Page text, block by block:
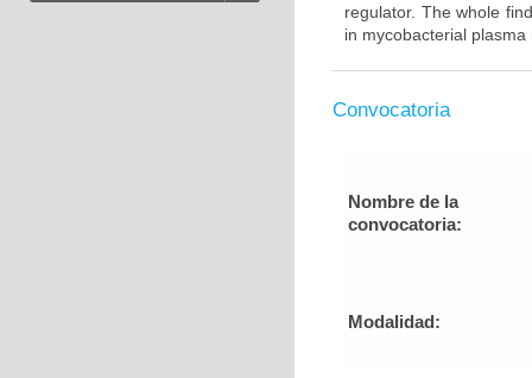
regulator. The whole
in mycobacterial
Convocatoria
Nombre de la
convocatoria:
Modalidad: